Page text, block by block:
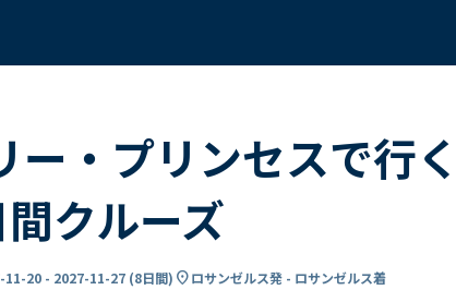
ー・プリンセスで行
クルーズ
11-20 - 2027-11-27 (8日間) location_onロサンゼルス発 - ロサンゼルス着